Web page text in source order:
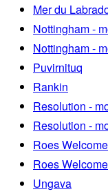
Mer du
Nottingham -
Nottingham -
Puvirnituq
Rankin
Resolution -
Resolution -
Roes
Roes
Ungava